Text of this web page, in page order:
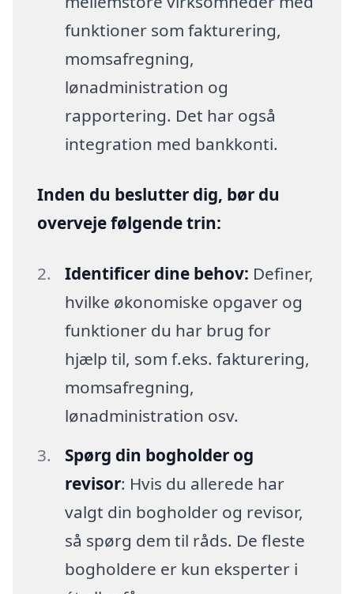
funktioner som fakturering,
momsafregning,
lønadministration og
rapportering. Det har også
integration med bankkonti.
Inden du beslutter dig, bør du
overveje følgende trin:
Identificer dine behov: Definer,
hvilke økonomiske opgaver og
funktioner du har brug for
hjælp til, som f.eks. fakturering,
momsafregning,
lønadministration osv.
Spørg din bogholder og
revisor: Hvis du allerede har
valgt din bogholder og revisor,
så spørg dem til råds. De fleste
bogholdere er kun eksperter i